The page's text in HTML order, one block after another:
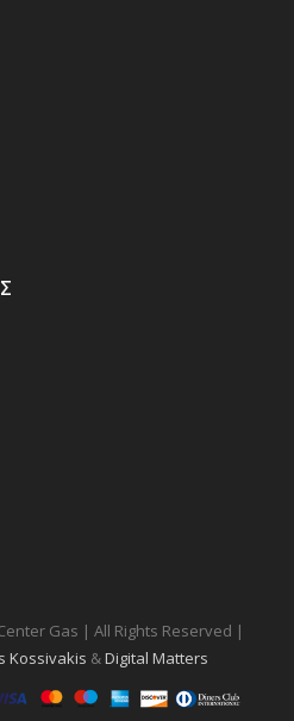
Gas | All Rights Reserved |
Kossivakis &Digital Matters